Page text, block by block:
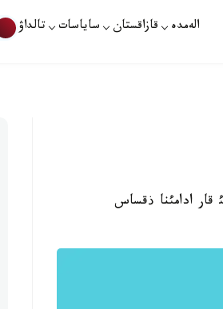
الەمدە قازاقستان ساياسات تالداۋ
قار ادامئنا ذقساس